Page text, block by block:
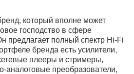
который вполне может
господство в сфере
предлагает полный спектр Hi-Fi
бренда есть усилители,
плееры и стримеры,
аналоговые преобразователи,